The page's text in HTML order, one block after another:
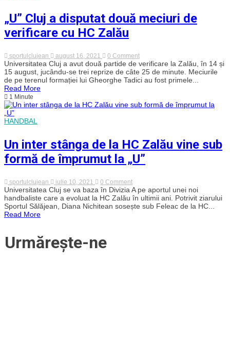
României
„U” Cluj a disputat două meciuri de
verificare cu HC Zalău
sportulclujean august 16, 2021 0 Commenton
„U”
Cluj
a
disputat
de
Universitatea Cluj a avut două partide de verificare la Zalău, în 14 și
15 august, jucându-se trei reprize de câte 25 de minute. Meciurile
de pe terenul formației lui Gheorghe Tadici au fost primele...
Read More
1 Minute
HANDBAL
Un inter stânga de la HC Zalău vine sub
formă de împrumut la „U”
sportulclujean iulie 10, 2021 0 Commenton
Un
inter
stânga
de
Universitatea Cluj se va baza în Divizia A pe aportul unei noi
handbaliste care a evoluat la HC Zalău în ultimii ani. Potrivit ziarului
Sportul Sălăjean, Diana Nichitean sosește sub Feleac de la HC...
Read More
Urmărește-ne